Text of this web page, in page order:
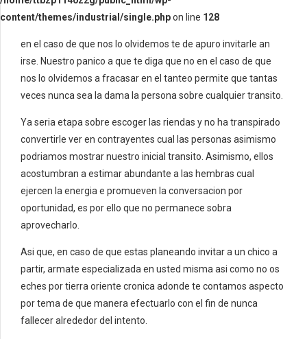
content/themes/industrial/single.phpon line 128
en el caso de que nos lo olvidemos te de apuro invitarle an
irse. Nuestro panico a que te diga que no en el caso de que
nos lo olvidemos a fracasar en el tanteo permite que tantas
veces nunca sea la dama la persona sobre cualquier transito.
Ya seri­a etapa sobre escoger las riendas y no ha transpirado
convertirle ver en contrayentes cual las personas asimismo
podri­amos mostrar nuestro inicial transito. Asimismo, ellos
acostumbran a estimar abundante a las hembras cual
ejercen la energia e promueven la conversacion por
oportunidad, es por ello que no permanece sobra
aprovecharlo.
Asi que, en caso de que estas planeando invitar a un chico a
partir, armate especializada en usted misma asi­ como no os
eches por tierra oriente cronica adonde te contamos aspecto
por tema de que manera efectuarlo con el fin de nunca
fallecer alrededor del intento.